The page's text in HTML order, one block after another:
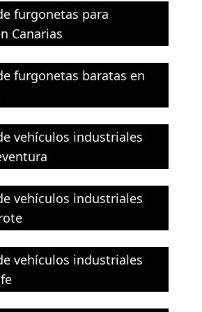
furgonetas para
Canarias
furgonetas baratas en
vehículos industriales
vehículos industriales
vehículos industriales